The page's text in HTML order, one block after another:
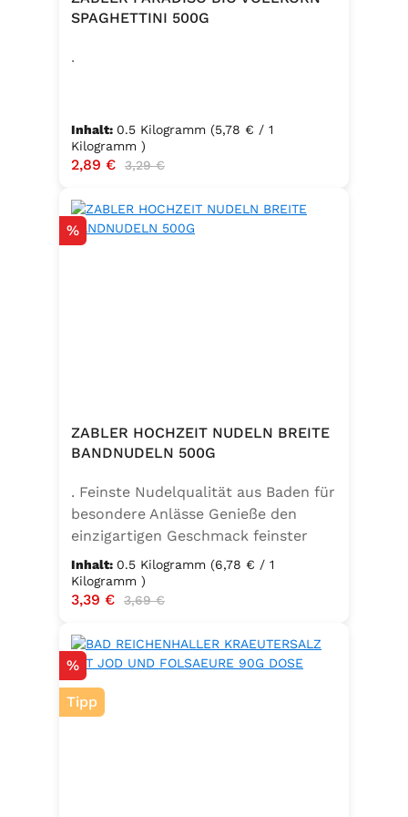
SPAGHETTINI 500G
.
Inhalt: 0.5 Kilogramm (5,78 € / 1
Kilogramm )
Verkaufspreis:
2,89 € Regulärer Preis:
3,29 €
Rabatt
%
ZABLER HOCHZEIT NUDELN BREITE
BANDNUDELN 500G
. Feinste Nudelqualität aus Baden für
besondere Anlässe Genieße den
einzigartigen Geschmack feinster
Bandnudeln – mit den Zabler
Hochzeit Nudeln holst du dir echte
badische Qualität auf den Teller.
Hartweizengrieß, täglich frisch
aufgeschlagenen Eiern der
Güteklasse A und klarem
Trinkwasser, bieten diese Nudeln ein
Inhalt: 0.5 Kilogramm (6,78 € / 1
Kilogramm )
Verkaufspreis:
3,39 € Regulärer Preis:
3,69 €
Rabatt
%
Tipp